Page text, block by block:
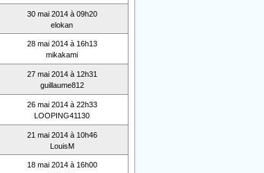
30 mai 2014 à 09h20
elokan
28 mai 2014 à 16h13
mikakami
27 mai 2014 à 12h31
guillaume812
26 mai 2014 à 22h33
LOOPING41130
21 mai 2014 à 10h46
LouisM
18 mai 2014 à 16h00